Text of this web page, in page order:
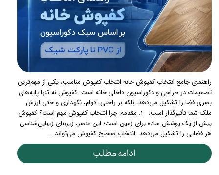
راهنمای جامع انتخاب کفپوش خانه انتخاب کفپوش مناسب، یکی از مهم‌ترین
تصمیمات در طراحی و دکوراسیون داخلی خانه است. کفپوش نه تنها پایه‌های
بصری فضا را تشکیل می‌دهد، بلکه بر راحتی، دوام، نگهداری و حتی ارزش
ملک شما تأثیرگذار است. ۱. مقدمه: چرا انتخاب کفپوش مهم است؟ کفپوش
بیش از یک پوشش ساده برای زمین است؛ این عنصر، زیربنای زیبایی‌شناسی
هر فضایی را تشکیل می‌دهد. انتخاب صحیح کفپوش می‌تواند …
ادامه مطلب